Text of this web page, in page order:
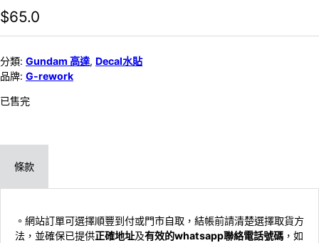
$65.0
分類: Gundam 高達, Decal水貼
品牌: G-rework
已售完
條款
。網站訂單可選擇順豐到付或門市自取，結帳前請清楚選擇取貨方
法，並確保已提供正確地址及有效的whatsapp聯絡電話號碼 ，如